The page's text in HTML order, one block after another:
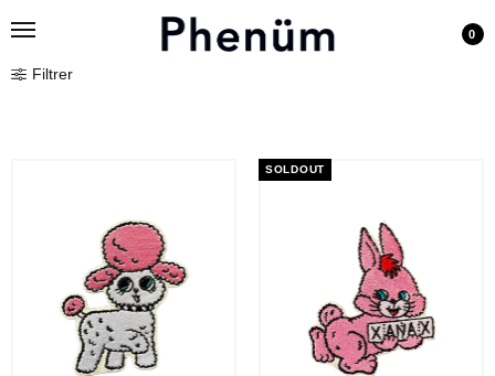
0
Filtrer
SOLDOUT